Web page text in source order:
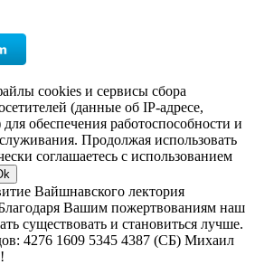
cookies и сервисы сбора
(данные об IP-адресе,
обеспечения работоспособности и
Продолжая использовать
соглашаетесь с использованием
Вайшнавского лектория
Вашим пожертвованиям наш
существовать и становиться лучше.
4276 1609 5345 4387 (СБ) Михаил